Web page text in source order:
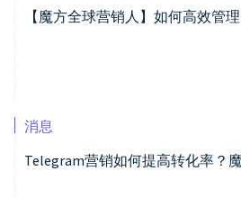
【魔方全球营销人】如何高效管
消息
Telegram营销如何提高转化率？